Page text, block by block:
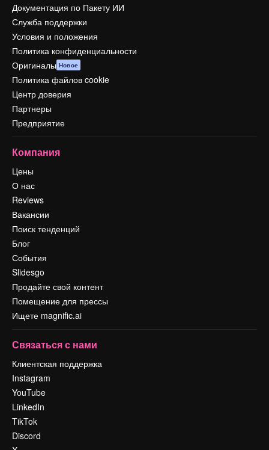
Документация по Пакету ИИ
Служба поддержки
Условия и положения
Политика конфиденциальности
Оригиналы Новое
Политика файлов cookie
Центр доверия
Партнеры
Предприятие
Компания
Цены
О нас
Reviews
Вакансии
Поиск тенденций
Блог
События
Slidesgo
Продайте свой контент
Помещение для прессы
Ищете magnific.ai
Связаться с нами
Клиентская поддержка
Instagram
YouTube
LinkedIn
TikTok
Discord